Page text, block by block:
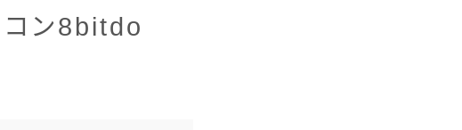
コン8bitdo